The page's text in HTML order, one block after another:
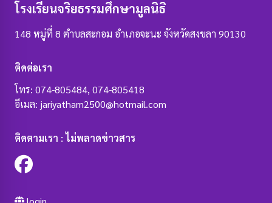
โรงเรียนจริยธรรมศึกษามูลนิธิ
148 หมู่ที่ 8 ตำบลสะกอม อำเภอจะนะ จังหวัดสงขลา 90130
ติดต่อเรา
โทร: 074-805484, 074-805418
อีเมล: jariyatham2500@hotmail.com
ติดตามเรา : ไม่พลาดข่าวสาร